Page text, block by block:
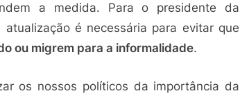
a medida. Para o presidente da
atualização é necessária para evitar que
ou migrem para a informalidade.
os nossos políticos da importância da